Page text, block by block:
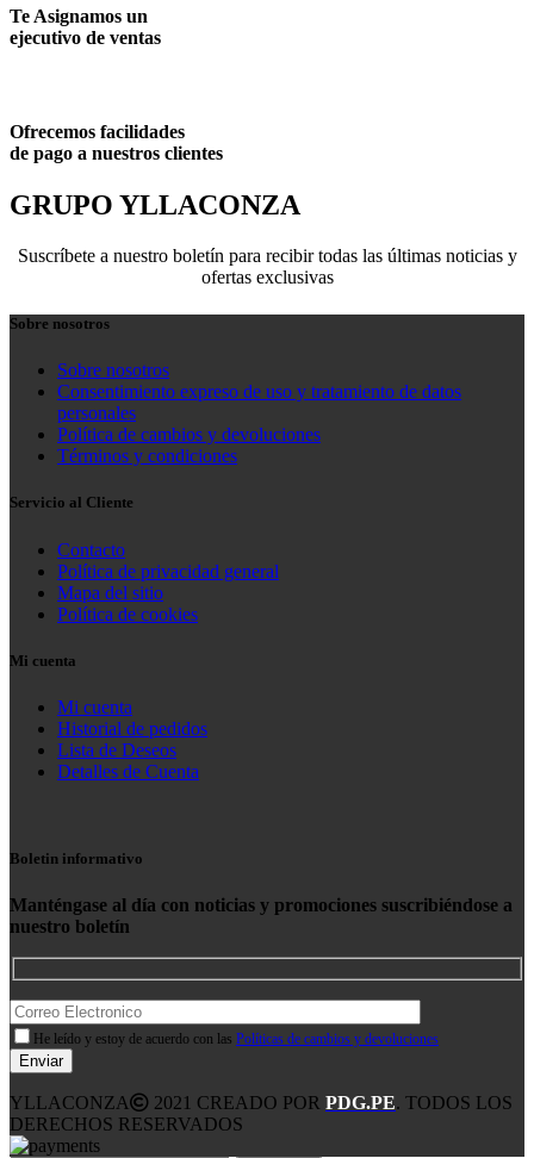
Te Asignamos un
ejecutivo de ventas
Ofrecemos facilidades
de pago a nuestros clientes
GRUPO YLLACONZA
Suscríbete a nuestro boletín para recibir todas las últimas noticias y
ofertas exclusivas
Sobre nosotros
Sobre nosotros
Consentimiento expreso de uso y tratamiento de datos
personales
Política de cambios y devoluciones
Términos y condiciones
Servicio al Cliente
Contacto
Política de privacidad general
Mapa del sitio
Política de cookies
Mi cuenta
Mi cuenta
Historial de pedidos
Lista de Deseos
Detalles de Cuenta
Boletin informativo
Manténgase al día con noticias y promociones suscribiéndose a
nuestro boletín
He leído y estoy de acuerdo con las Políticas de cambios y devoluciones
YLLACONZA 2021 CREADO POR PDG.PE. TODOS LOS
DERECHOS RESERVADOS